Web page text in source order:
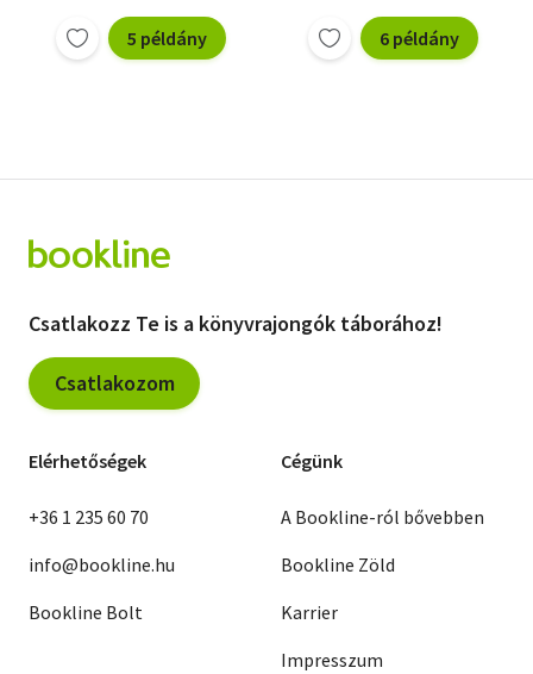
5 példány 6 példány
Csatlakozz Te is a könyvrajongók táborához!
Csatlakozom
Elérhetőségek
+36 1 235 60 70
info@bookline.hu
Bookline Bolt
Cégünk
A Bookline-ról bővebben
Bookline Zöld
Karrier
Impresszum